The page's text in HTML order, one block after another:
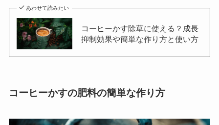
あわせて読みたい
コーヒーかす除草に使える？成長
抑制効果や簡単な作り方と使い方
コーヒーかすの肥料の簡単な作り方